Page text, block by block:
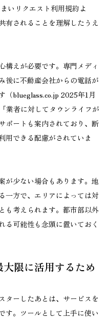
いリクエスト利用規約よ
有されることを理解したうえ
構えが必要です。専門メディ
後に不動産会社からの電話が
（blueglass.co.jp 2025年1月
業者に対してタウンライフが
ポートも案内されており、断
用できる配慮がされていま
が少ない場合もあります。地
一方で、エリアによっては対
も考えられます。都市部以外
る可能性も念頭に置いておく
限に活用するため
ターしたあとは、サービスを
す。ツールとして上手に使い